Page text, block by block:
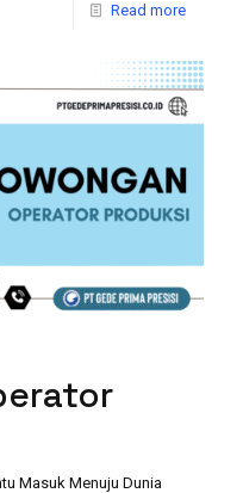
Read more
Masuk Menuju Dunia